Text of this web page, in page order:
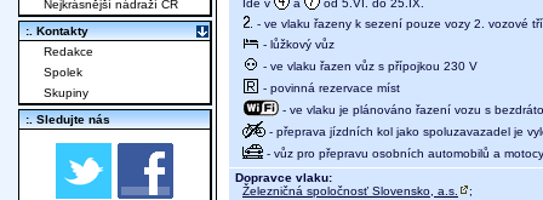
Ide v
a
od 5.VI. do 25.IX.
- ve vlaku řazeny k sezení pouze vozy 2. vozové
- lůžkový vůz
- ve vlaku řazen vůz s přípojkou 230 V
- povinná rezervace míst
- ve vlaku je plánováno řazení vozu s
- přeprava jízdních kol jako spoluzavazadel je
- vůz pro přepravu osobních automobilů a
Dopravce vlaku:
Železničná spoločnosť Slovensko, a.s.
;
Nejkrásnější nádraží ČR
:. Kontakty
Redakce
Spolek
Skupiny
:. Sledujte nás